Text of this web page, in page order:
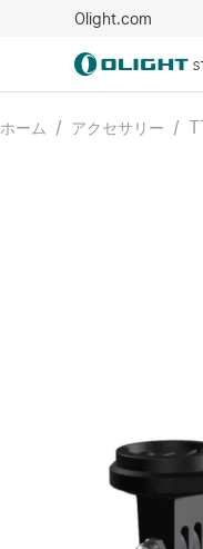
Olight.com
ホーム / アクセサリー /